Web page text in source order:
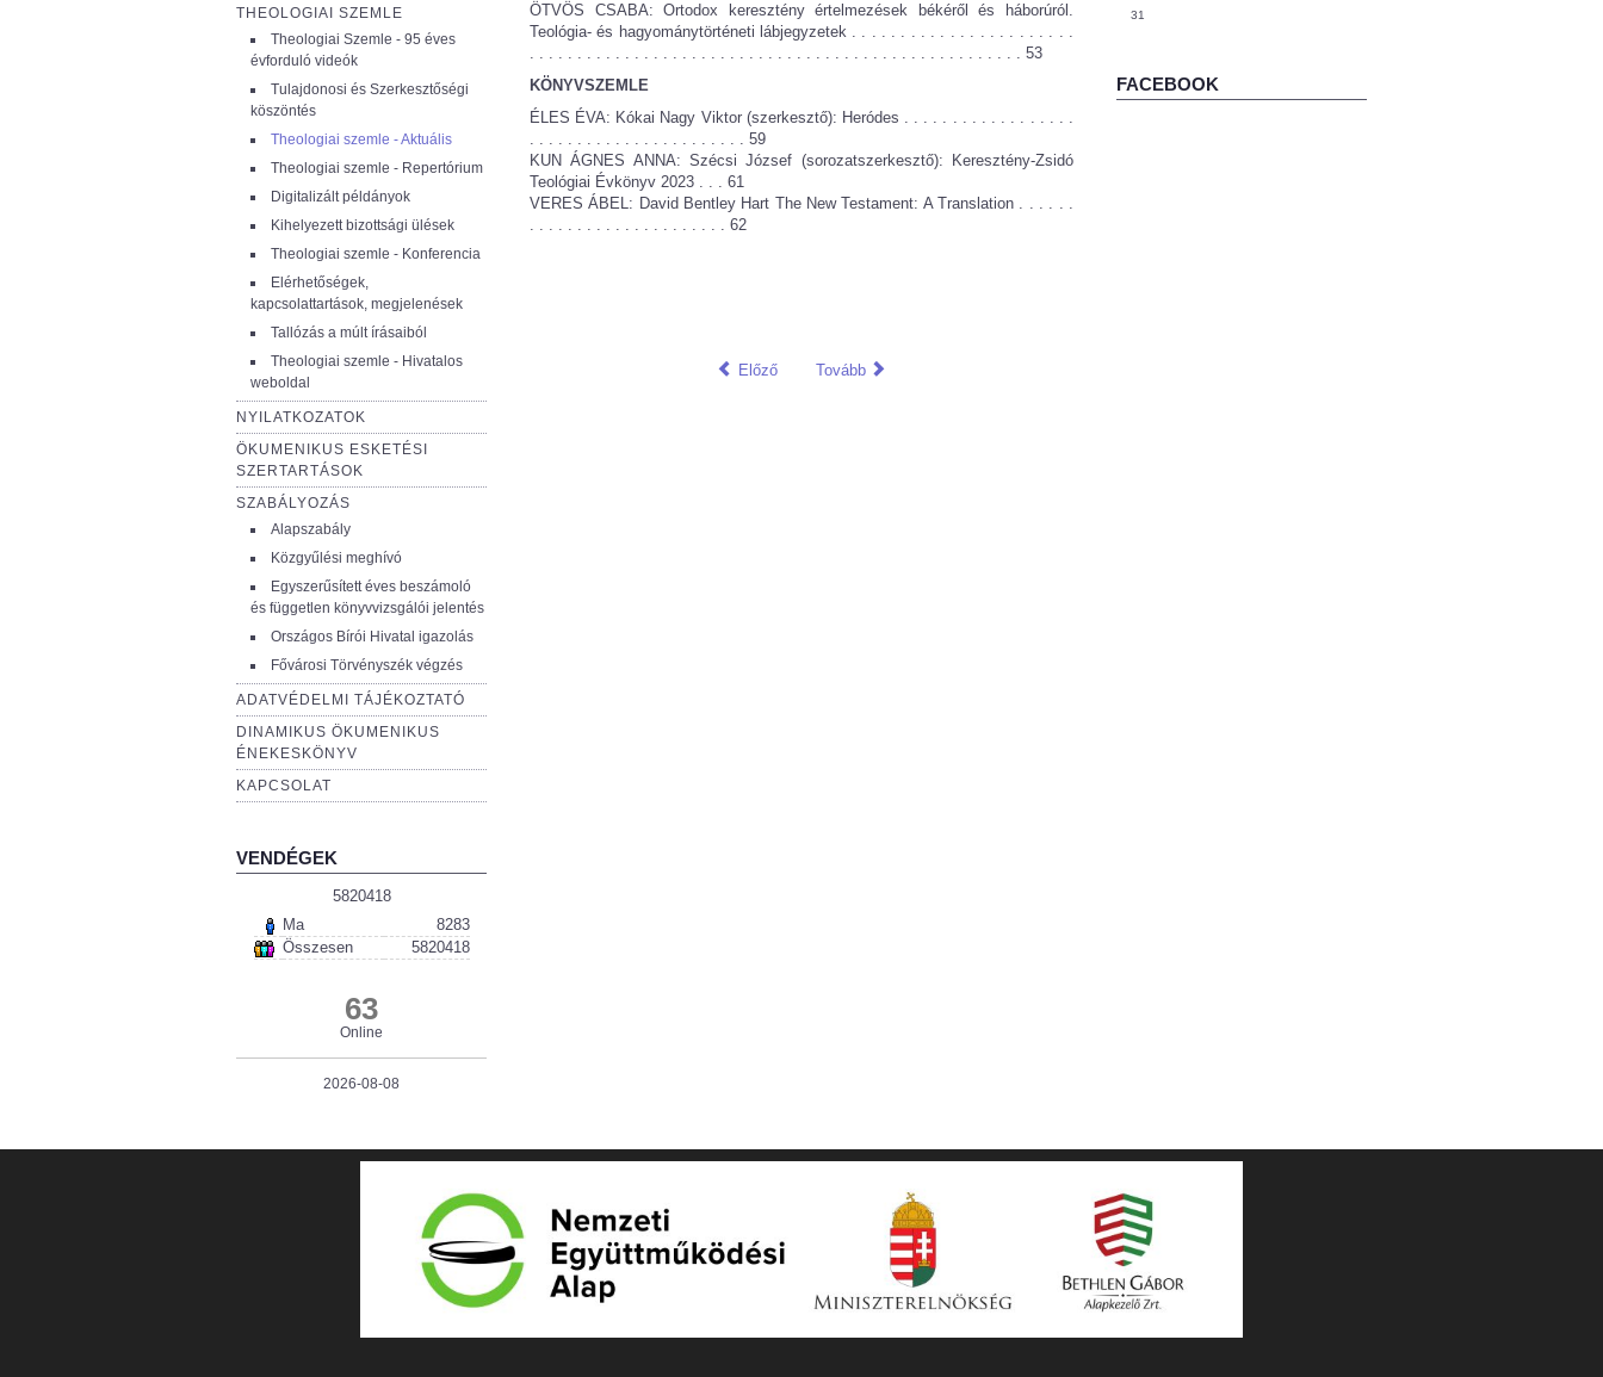
THEOLOGIAI SZEMLE
Theologiai Szemle - 95 éves
évforduló videók
Tulajdonosi és Szerkesztőségi
köszöntés
Theologiai szemle - Aktuális
Theologiai szemle - Repertórium
Digitalizált példányok
Kihelyezett bizottsági ülések
Theologiai szemle - Konferencia
Elérhetőségek,
kapcsolattartások, megjelenések
Tallózás a múlt írásaiból
Theologiai szemle - Hivatalos
weboldal
NYILATKOZATOK
ÖKUMENIKUS ESKETÉSI
SZERTARTÁSOK
SZABÁLYOZÁS
Alapszabály
Közgyűlési meghívó
Egyszerűsített éves beszámoló
és független könyvvizsgálói jelentés
Országos Bírói Hivatal igazolás
Fővárosi Törvényszék végzés
ADATVÉDELMI TÁJÉKOZTATÓ
DINAMIKUS ÖKUMENIKUS
ÉNEKESKÖNYV
KAPCSOLAT
VENDÉGEK
5820418
Ma
8283
Összesen
5820418
63
Online
2026-08-08
ÖTVÖS CSABA: Ortodox keresztény értelmezések békéről és háborúról.
Teológia- és hagyománytörténeti lábjegyzetek . . . . . . . . . . . . . . . . . . . . . . .
. . . . . . . . . . . . . . . . . . . . . . . . . . . . . . . . . . . . . . . . . . . . . . . . . . . . 53
KÖNYVSZEMLE
ÉLES ÉVA: Kókai Nagy Viktor (szerkesztő): Heródes . . . . . . . . . . . . . . . . . .
. . . . . . . . . . . . . . . . . . . . . . . 59
KUN ÁGNES ANNA: Szécsi József (sorozatszerkesztő): Keresztény-Zsidó
Teológiai Évkönyv 2023 . . . 61
VERES ÁBEL: David Bentley Hart The New Testament: A Translation . . . . . .
. . . . . . . . . . . . . . . . . . . . . 62
Előző Tovább
31
FACEBOOK